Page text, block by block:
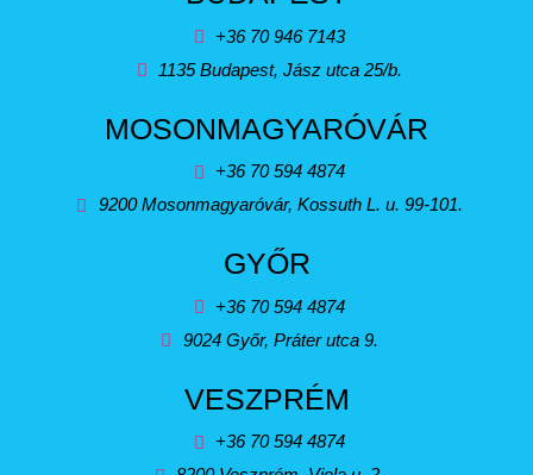
+36 70 946 7143
1135 Budapest, Jász utca 25/b.
MOSONMAGYARÓVÁR
+36 70 594 4874
9200 Mosonmagyaróvár, Kossuth L. u. 99-101.
GYŐR
+36 70 594 4874
9024 Győr, Práter utca 9.
VESZPRÉM
+36 70 594 4874